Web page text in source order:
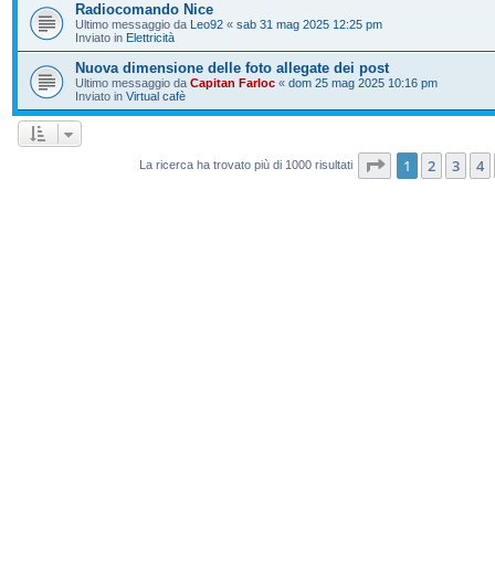
Radiocomando Nice
Ultimo messaggio da Leo92 « sab 31 mag 2025 12:25 pm
Inviato in Elettricità
Nuova dimensione delle foto allegate dei post
Ultimo messaggio da Capitan Farloc « dom 25 mag 2025 10:16 pm
Inviato in Virtual cafè
La ricerca ha trovato più di 1000 risultati Pagina di 20
1 2 3 4